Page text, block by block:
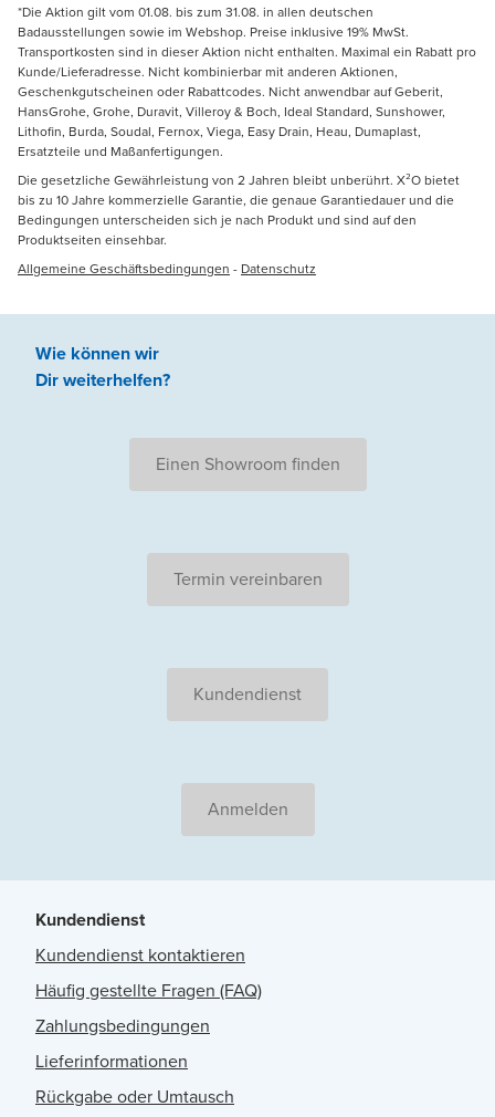
*Die Aktion gilt vom 01.08. bis zum 31.08. in allen deutschen
Badausstellungen sowie im Webshop. Preise inklusive 19% MwSt.
Transportkosten sind in dieser Aktion nicht enthalten. Maximal ein Rabatt pro
Kunde/Lieferadresse. Nicht kombinierbar mit anderen Aktionen,
Geschenkgutscheinen oder Rabattcodes. Nicht anwendbar auf Geberit,
HansGrohe, Grohe, Duravit, Villeroy & Boch, Ideal Standard, Sunshower,
Lithofin, Burda, Soudal, Fernox, Viega, Easy Drain, Heau, Dumaplast,
Ersatzteile und Maßanfertigungen.
Die gesetzliche Gewährleistung von 2 Jahren bleibt unberührt. X²O bietet
bis zu 10 Jahre kommerzielle Garantie, die genaue Garantiedauer und die
Bedingungen unterscheiden sich je nach Produkt und sind auf den
Produktseiten einsehbar.
Allgemeine Geschäftsbedingungen - Datenschutz
Wie können wir
Dir weiterhelfen?
Einen Showroom finden
Termin vereinbaren
Kundendienst
Anmelden
Kundendienst
Kundendienst kontaktieren
Häufig gestellte Fragen (FAQ)
Zahlungsbedingungen
Lieferinformationen
Rückgabe oder Umtausch